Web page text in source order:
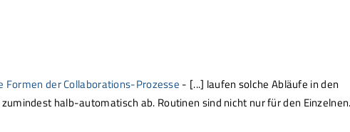
der Collaborations-Prozesse - [...] laufen solche Abläufe in den
halb-automatisch ab. Routinen sind nicht nur für den